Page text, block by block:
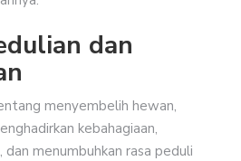
dan
menyembelih hewan,
kebahagiaan,
menumbuhkan rasa peduli